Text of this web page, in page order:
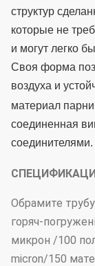
структур
которые не
и могут легко
Своя форма
воздуха и
материал
соединенная
соединителями.
Обрамите
горяч-
микрон /100
micron/150